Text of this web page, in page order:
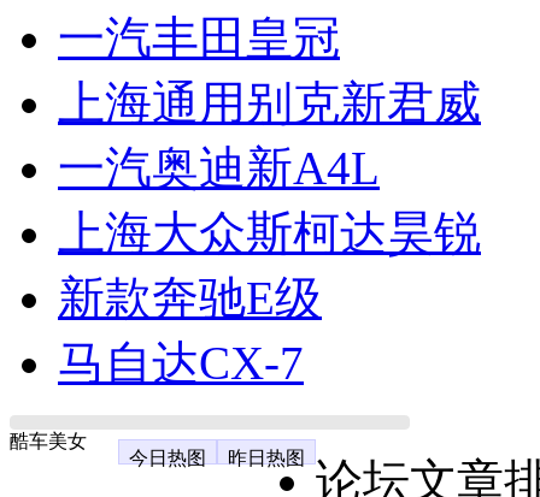
一汽丰田皇冠
上海通用别克新君威
一汽奥迪新A4L
上海大众斯柯达昊锐
新款奔驰E级
马自达CX-7
酷车美女
今日热图
昨日热图
论坛文章